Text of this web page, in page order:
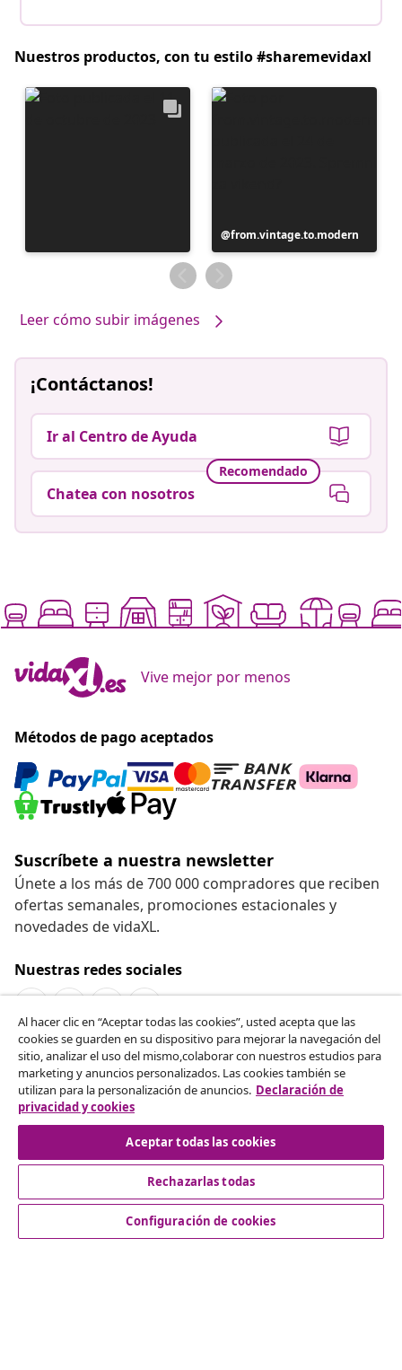
Nuestros productos, con tu estilo #sharemevidaxl
Publicación
realizada
por
from.vintage.to.modern
Leer cómo subir imágenes
¡Contáctanos!
Ir al Centro de Ayuda
Recomendado
Chatea con nosotros
Vive mejor por menos
Métodos de pago aceptados
Suscríbete a nuestra newsletter
Únete a los más de 700 000 compradores que reciben
ofertas semanales, promociones estacionales y
novedades de vidaXL.
Nuestras redes sociales
Desistir del contrato
Solicita la cancelación de tu pedido.
Desistir del contrato
Servicio al Cliente
Al hacer clic en “Aceptar todas las cookies”, usted acepta que las
cookies se guarden en su dispositivo para mejorar la navegación del
sitio, analizar el uso del mismo,colaborar con nuestros estudios para
marketing y anuncios personalizados. Las cookies también se
utilizan para la personalización de anuncios. Declaración de
privacidad y cookies
Aceptar todas las cookies
Rechazarlas todas
Configuración de cookies